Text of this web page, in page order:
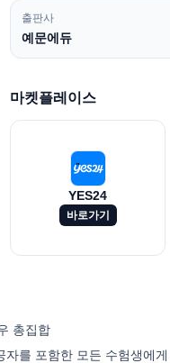
출판사
예문에듀
마켓플레이스
YES24
바로가기
총집합
를 포함한 모든 수험생에